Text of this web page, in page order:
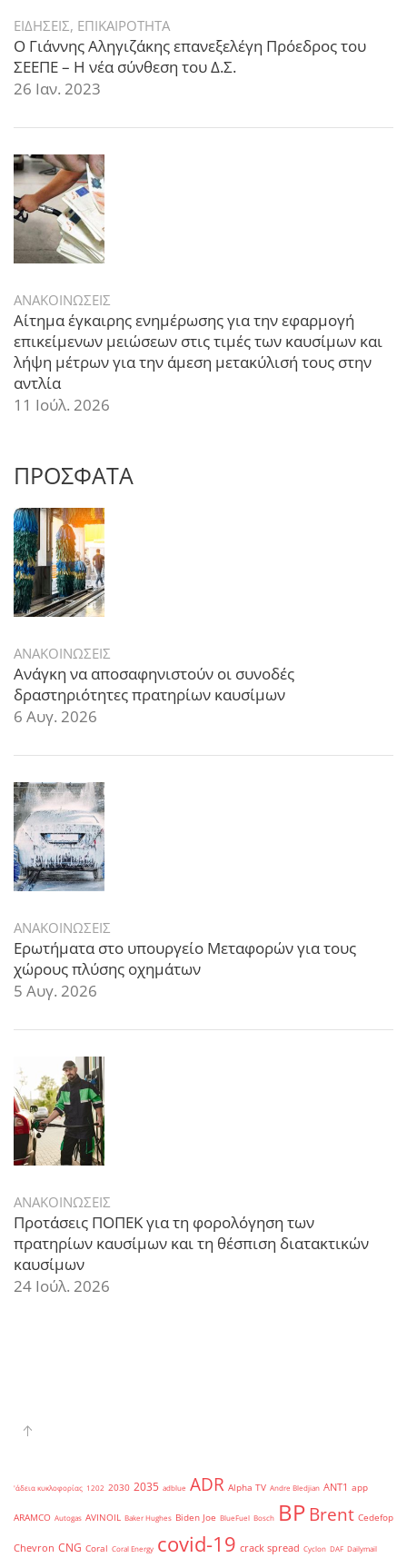
ΕΙΔΗΣΕΙΣ, ΕΠΙΚΑΙΡΟΤΗΤΑ
Ο Γιάννης Αληγιζάκης επανεξελέγη Πρόεδρος του
ΣΕΕΠΕ – Η νέα σύνθεση του Δ.Σ.
26 Ιαν. 2023
ΑΝΑΚΟΙΝΩΣΕΙΣ
Αίτημα έγκαιρης ενημέρωσης για την εφαρμογή
επικείμενων μειώσεων στις τιμές των καυσίμων και
λήψη μέτρων για την άμεση μετακύλισή τους στην
αντλία
11 Ιούλ. 2026
ΠΡΟΣΦΑΤΑ
ΑΝΑΚΟΙΝΩΣΕΙΣ
Ανάγκη να αποσαφηνιστούν οι συνοδές
δραστηριότητες πρατηρίων καυσίμων
6 Αυγ. 2026
ΑΝΑΚΟΙΝΩΣΕΙΣ
Ερωτήματα στο υπουργείο Μεταφορών για τους
χώρους πλύσης οχημάτων
5 Αυγ. 2026
ΑΝΑΚΟΙΝΩΣΕΙΣ
Προτάσεις ΠΟΠΕΚ για τη φορολόγηση των
πρατηρίων καυσίμων και τη θέσπιση διατακτικών
καυσίμων
24 Ιούλ. 2026
'άδεια κυκλοφορίας 1202 2030 2035 adblue ADR Alpha TV Andre Bledjian ANT1 app
ARAMCO Autogas AVINOIL Baker Hughes Biden Joe BlueFuel Bosch BPBrent Cedefop
Chevron CNG Coral Coral Energy covid-19 crack spread Cyclon DAF Dailymail